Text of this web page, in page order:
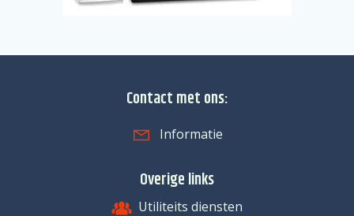
Contact met ons:
Informatie
Overige links
Utiliteits diensten